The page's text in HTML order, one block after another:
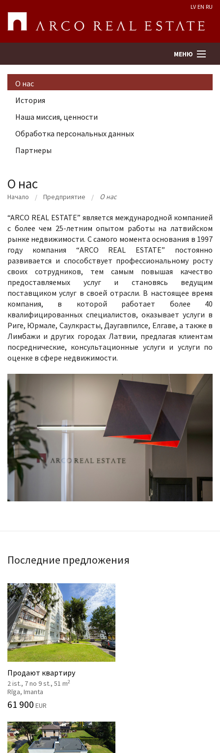
LV EN RU
МЕНЮ
Поиск
Оценка недвижимости
Предприятие
Kонтакты
О нас
История
Наша миссия, ценности
Обработка персональных данных
Партнеры
О нас
Начало Предприятие О нас
“ARCO REAL ESTATE” является международной компанией
с более чем 25-летним опытом работы на латвийском
рынке недвижимости. С самого момента основания в 1997
году компания “ARCO REAL ESTATE” постоянно
развивается и способствует профессиональному росту
своих сотрудников, тем самым повышая качество
предоставляемых услуг и становясь ведущим
поставщиком услуг в своей отрасли. В настоящее время
компания, в которой работает более 40
квалифицированных специалистов, оказывает услуги в
Риге, Юрмале, Саулкрасты, Даугавпилсе, Елгаве, а также в
Лимбажи и других городах Латвии, предлагая клиентам
посреднические, консультационные услуги и услуги по
оценке в сфере недвижимости.
Последние предложения
Продают квартиру
2 ist., 7 no 9 st., 51 m2
Rīga, Imanta
61 900 EUR